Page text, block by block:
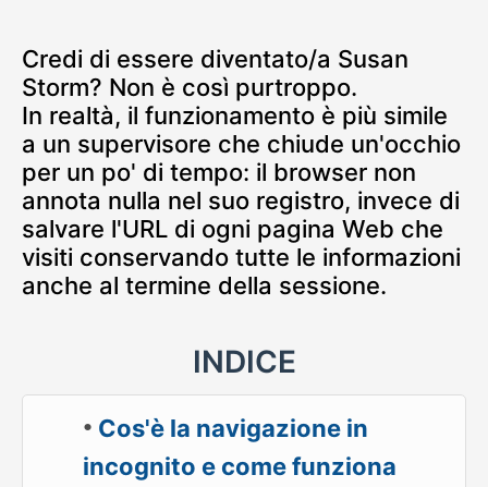
Credi di essere diventato/a Susan
Storm? Non è così purtroppo.
In realtà, il funzionamento è più simile
a un supervisore che chiude un'occhio
per un po' di tempo: il browser non
annota nulla nel suo registro, invece di
salvare l'URL di ogni pagina Web che
visiti conservando tutte le informazioni
anche al termine della sessione.
INDICE
Cos'è la navigazione in
incognito e come funziona